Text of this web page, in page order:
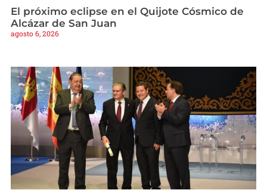
El próximo eclipse en el Quijote Cósmico de
Alcázar de San Juan
agosto 6, 2026